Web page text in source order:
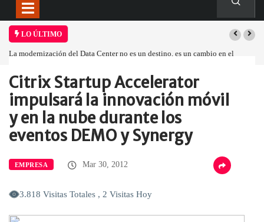
LO ÚLTIMO
La modernización del Data Center no es un destino, es un cambio en el
Home
Empresa Citrix Startup Accelerator…
Citrix Startup Accelerator
impulsará la innovación móvil
y en la nube durante los
eventos DEMO y Synergy
EMPRESA Mar 30, 2012
3.818 Visitas Totales , 2 Visitas Hoy